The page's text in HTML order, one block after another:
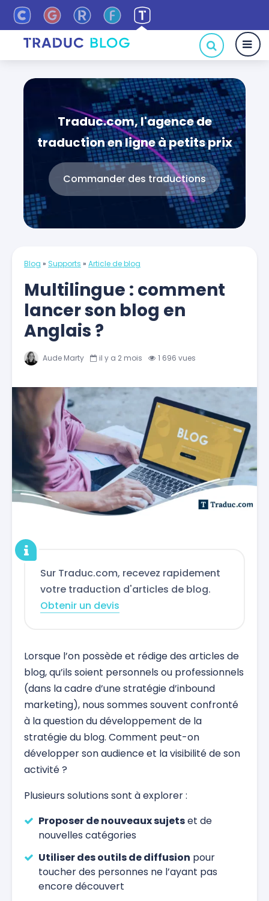
Traduc.com, l'agence de
traduction en ligne à petits prix
Commander des traductions
Blog » Supports » Article de blog
Multilingue : comment
lancer son blog en
Anglais ?
Aude Marty il y a 2 mois 1 696 vues
Sur Traduc.com, recevez rapidement
votre traduction d'articles de blog.
Obtenir un devis
Lorsque l’on possède et rédige des articles de
blog, qu’ils soient personnels ou professionnels
(dans la cadre d’une stratégie d’inbound
marketing), nous sommes souvent confronté
à la question du développement de la
stratégie du blog. Comment peut-on
développer son audience et la visibilité de son
activité ?
Plusieurs solutions sont à explorer :
Proposer de nouveaux sujetset de
nouvelles catégories
Utiliser des outils de diffusion pour
toucher des personnes ne l’ayant pas
encore découvert